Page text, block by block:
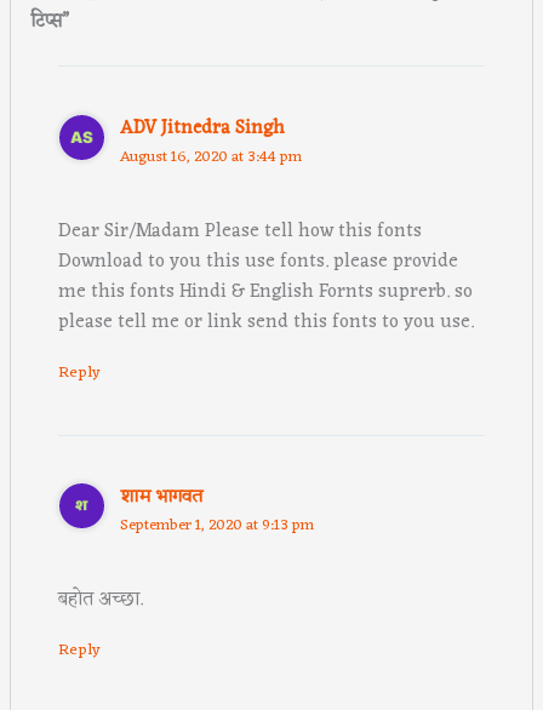
टिप्स”
ADV Jitnedra Singh
August 16, 2020 at 3:44 pm
Dear Sir/Madam Please tell how this fonts
Download to you this use fonts. please provide
me this fonts Hindi & English Fornts suprerb. so
please tell me or link send this fonts to you use.
Reply
शाम भागवत
September 1, 2020 at 9:13 pm
बहोत अच्छा.
Reply